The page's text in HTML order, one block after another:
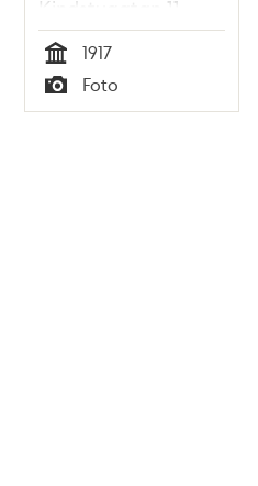
Kindstugatan 11
Tid
1917
Typ
Foto